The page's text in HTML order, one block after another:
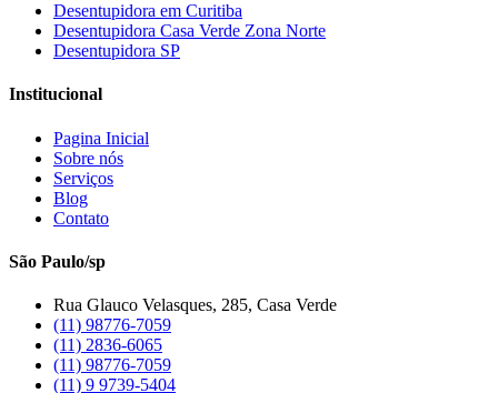
Desentupidora em Curitiba
Desentupidora Casa Verde Zona Norte
Desentupidora SP
Institucional
Pagina Inicial
Sobre nós
Serviços
Blog
Contato
São Paulo/sp
Rua Glauco Velasques, 285, Casa Verde
(11) 98776-7059
(11) 2836-6065
(11) 98776-7059
(11) 9 9739-5404